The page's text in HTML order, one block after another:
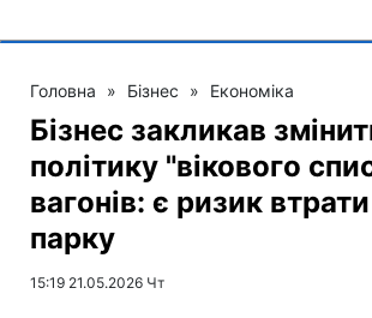
Головна » Бізнес » Економіка
Бізнес закликав
політику "вікового
вагонів: є ризик
парку
15:19 21.05.2026 Чт